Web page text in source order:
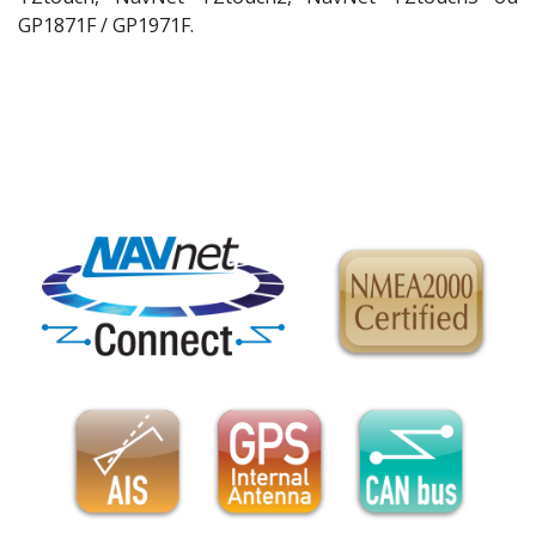
GP1871F / GP1971F.